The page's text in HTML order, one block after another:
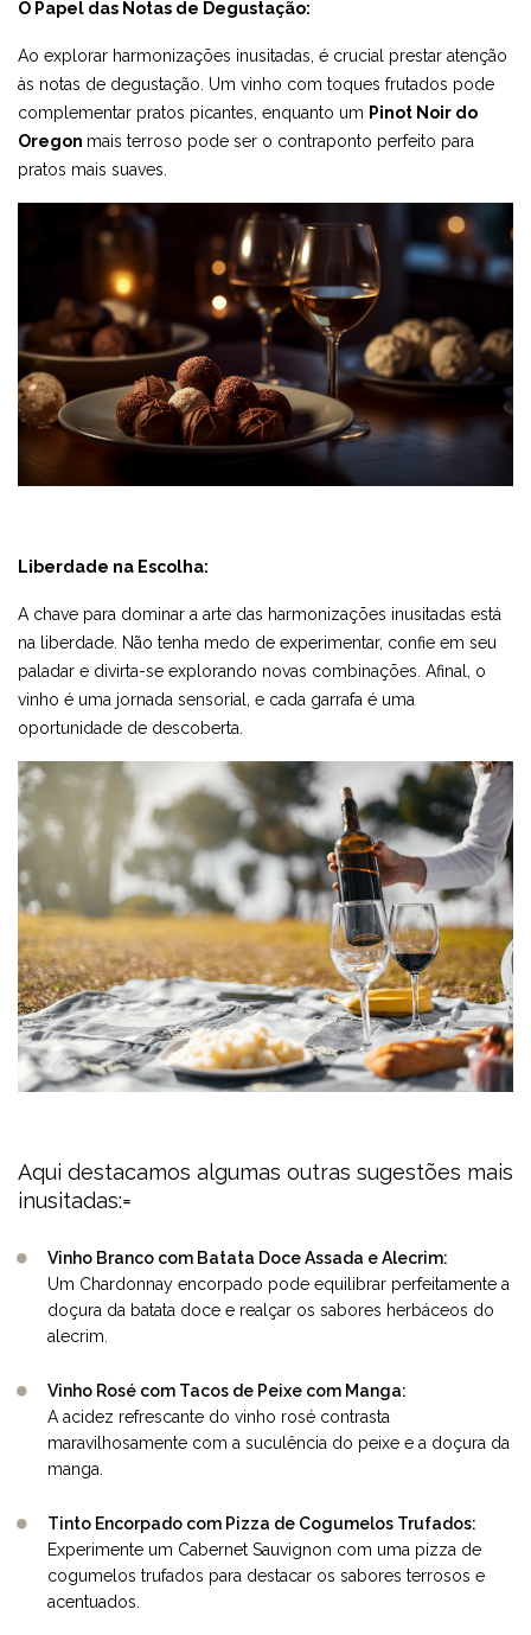
O Papel das Notas de Degustação:
Ao explorar harmonizações inusitadas, é crucial prestar atenção
às notas de degustação. Um vinho com toques frutados pode
complementar pratos picantes, enquanto um Pinot Noir do
Oregon mais terroso pode ser o contraponto perfeito para
pratos mais suaves.
Liberdade na Escolha:
A chave para dominar a arte das harmonizações inusitadas está
na liberdade. Não tenha medo de experimentar, confie em seu
paladar e divirta-se explorando novas combinações. Afinal, o
vinho é uma jornada sensorial, e cada garrafa é uma
oportunidade de descoberta.
Aqui destacamos algumas outras sugestões mais
inusitadas:=
Vinho Branco com Batata Doce Assada e Alecrim:
Um Chardonnay encorpado pode equilibrar perfeitamente a
doçura da batata doce e realçar os sabores herbáceos do
alecrim.
Vinho Rosé com Tacos de Peixe com Manga:
A acidez refrescante do vinho rosé contrasta
maravilhosamente com a suculência do peixe e a doçura da
manga.
Tinto Encorpado com Pizza de Cogumelos Trufados:
Experimente um Cabernet Sauvignon com uma pizza de
cogumelos trufados para destacar os sabores terrosos e
acentuados.